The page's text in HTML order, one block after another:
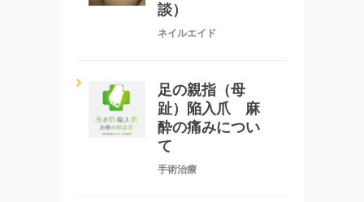
談）
ネイルエイド
足の親指（母
趾）陥入爪 麻
酔の痛みについ
て
手術治療